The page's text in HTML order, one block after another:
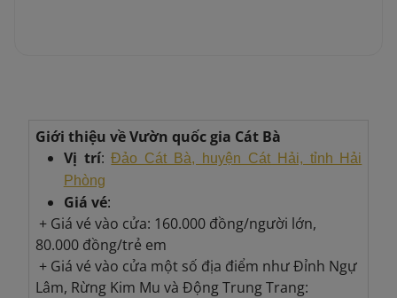
Giới thiệu về Vườn quốc gia Cát Bà
Vị trí:Đảo Cát Bà, huyện Cát Hải, tỉnh Hải
Phòng
Giá vé:
+ Giá vé vào cửa: 160.000 đồng/người lớn,
80.000 đồng/trẻ em
+ Giá vé vào cửa một số địa điểm như Đỉnh Ngự
Lâm, Rừng Kim Mu và Động Trung Trang: